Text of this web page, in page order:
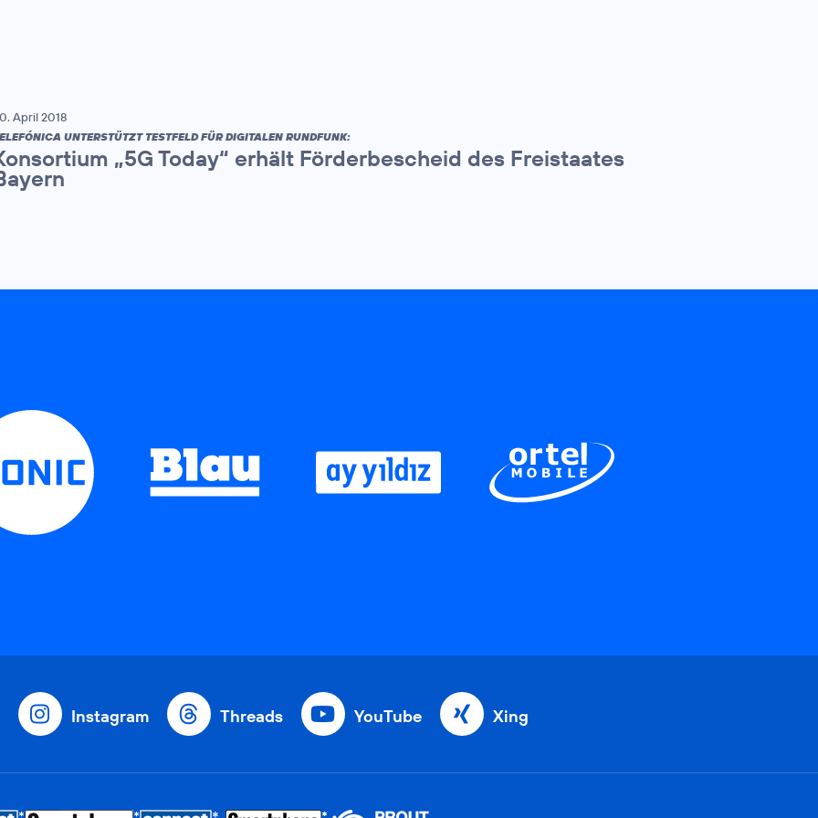
April 2018
UNTERSTÜTZT TESTFELD FÜR DIGITALEN RUNDFUNK:
„5G Today“ erhält Förderbescheid des Freistaates
Instagram Threads YouTube Xing